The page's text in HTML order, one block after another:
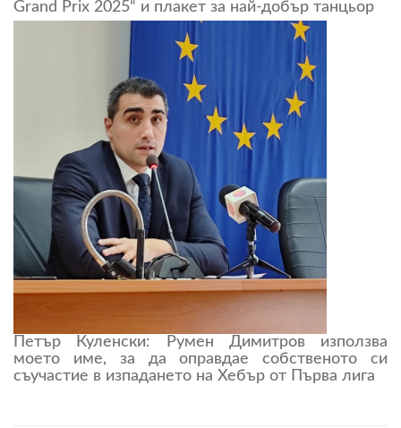
Grand Prix 2025“ и плакет за най-добър танцьор
Петър Куленски: Румен Димитров използва
моето име, за да оправдае собственото си
съучастие в изпадането на Хебър от Първа лига